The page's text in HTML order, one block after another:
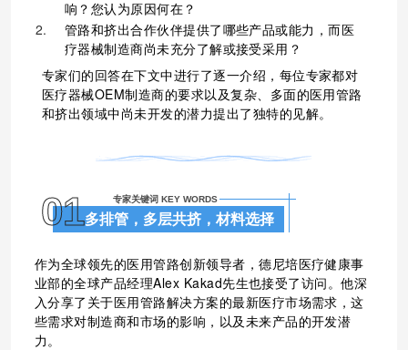
响？您认为原因何在？
管路和挤出合作伙伴提供了哪些产品或能力，而医
疗器械制造商尚未充分了解或接受采用？
专家们的回答在下文中进行了逐一介绍，每位专家都对
医疗器械OEM制造商的要求以及复杂、多面的医用管路
和挤出领域中尚未开发的潜力提出了独特的见解。
01 专家关键词 KEY WORDS
多排管，多层共挤，材料选择
作为全球领先的医用管路创新领导者，德尼培医疗健康事
业部的全球产品经理Alex Kakad先生也接受了访问。他深
入分享了关于医用管路解决方案的最新医疗市场需求，这
些需求对制造商和市场的影响，以及未来产品的开发潜
力。